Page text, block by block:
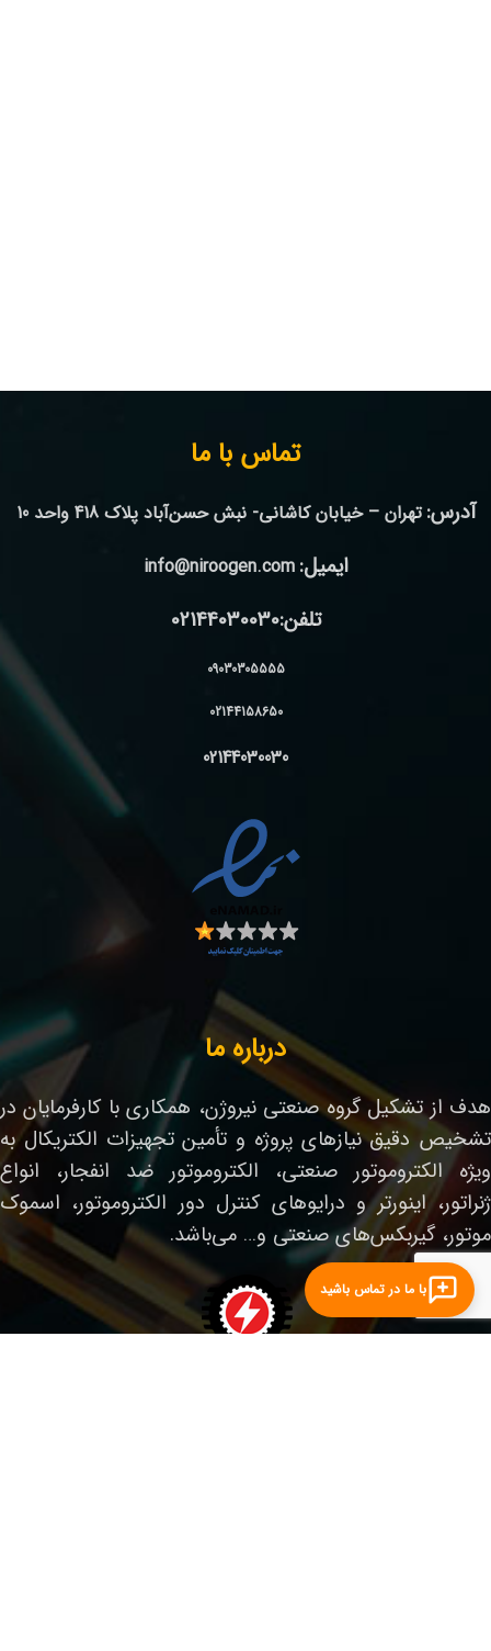
تماس با ما
آدرس: تهران – خیابان کاشانی- نبش حسن‌آباد پلاک 418 واحد 10
ایمیل: info@niroogen.com
تلفن:02144030030
09030305555
02144158650
02144030030
درباره ما
هدف از تشکیل گروه صنعتی نیروژن، همکاری با کارفرمایان در
تشخیص دقیق نیازهای پروژه و تأمین تجهیزات الکتریکال به
ویژه الکتروموتور صنعتی، الکتروموتور ضد انفجار، انواع
ژنراتور، اینورتر و درایوهای کنترل دور الکتروموتور، اسموک
موتور، گیربکس‌های صنعتی و… می‌باشد.
با ما در تماس باشید